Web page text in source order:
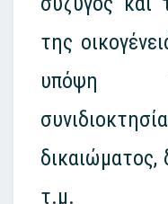
της
υπόψη
δικαιώματος,
τ.μ.